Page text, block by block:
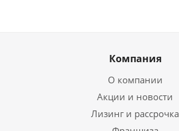
Компания
О компании
Акции и новости
Лизинг и рассрочка